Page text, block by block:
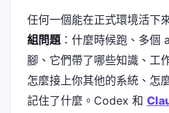
任何一個能在正式環境活下
組問題：什麼時候跑、多個
腳、它們帶了哪些知識、工
怎麼接上你其他的系統、怎
記住了什麼。Codex 和